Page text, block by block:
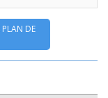
PLAN DE